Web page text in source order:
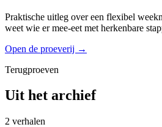
Praktische uitleg over een flexibel
weet wie er mee-eet met herkenbare
Open de proeverij →
Terugproeven
Uit het archief
2 verhalen